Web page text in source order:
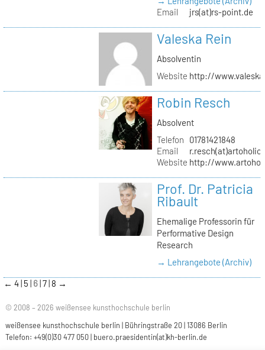
Email
jrs(at)rs-point.de
Valeska Rein
Absolventin
Website http://
Robin Resch
Absolvent
Telefon
01781421848
Email
Website http://
Prof. Dr. Patricia
Ribault
Ehemalige Professorin für
Performative Design
Research
→ Lehrangebote (Archiv)
← 4 5 6 7 8 →
© 2008 – 2026 weißensee kunsthochschule berlin
weißensee kunsthochschule berlin | Bühringstraße 20 | 13086 Berlin
Telefon: +49(0)30 477 050 | buero.praesidentin(at)kh-berlin.de